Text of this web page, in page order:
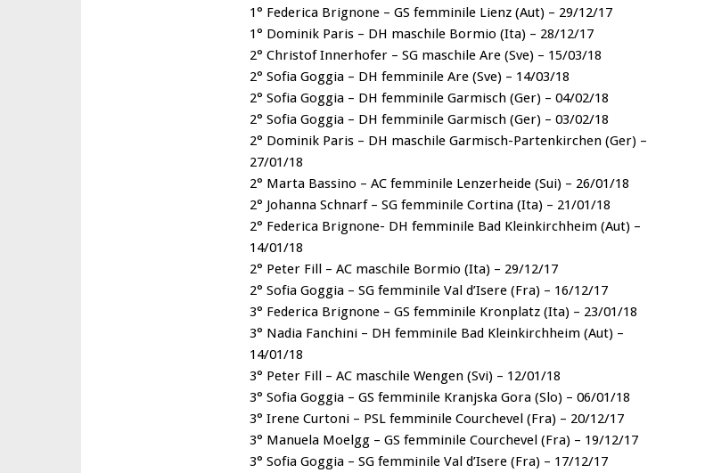
1° Federica Brignone – GS femminile Lienz (Aut) – 29/12/17
1° Dominik Paris – DH maschile Bormio (Ita) – 28/12/17
2° Christof Innerhofer – SG maschile Are (Sve) – 15/03/18
2° Sofia Goggia – DH femminile Are (Sve) – 14/03/18
2° Sofia Goggia – DH femminile Garmisch (Ger) – 04/02/18
2° Sofia Goggia – DH femminile Garmisch (Ger) – 03/02/18
2° Dominik Paris – DH maschile Garmisch-Partenkirchen (Ger) –
27/01/18
2° Marta Bassino – AC femminile Lenzerheide (Sui) – 26/01/18
2° Johanna Schnarf – SG femminile Cortina (Ita) – 21/01/18
2° Federica Brignone- DH femminile Bad Kleinkirchheim (Aut) –
14/01/18
2° Peter Fill – AC maschile Bormio (Ita) – 29/12/17
2° Sofia Goggia – SG femminile Val d’Isere (Fra) – 16/12/17
3° Federica Brignone – GS femminile Kronplatz (Ita) – 23/01/18
3° Nadia Fanchini – DH femminile Bad Kleinkirchheim (Aut) –
14/01/18
3° Peter Fill – AC maschile Wengen (Svi) – 12/01/18
3° Sofia Goggia – GS femminile Kranjska Gora (Slo) – 06/01/18
3° Irene Curtoni – PSL femminile Courchevel (Fra) – 20/12/17
3° Manuela Moelgg – GS femminile Courchevel (Fra) – 19/12/17
3° Sofia Goggia – SG femminile Val d’Isere (Fra) – 17/12/17